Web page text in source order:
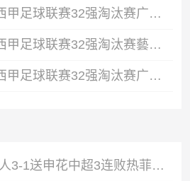
08月04日佛山西甲足球联赛32强淘汰赛广东西南建设VS香港圣徒全场录像
08月04日佛山西甲足球联赛32强淘汰赛藝品高國際VS湛江狂狼·粵辉能源全场录像
08月03日佛山西甲足球联赛32强淘汰赛广东客家青年VS广州英华思力U17全场录像
近3轮首胜！铁人3-1送申花中超3连败热菲尼奥双响邦本宜裕传射